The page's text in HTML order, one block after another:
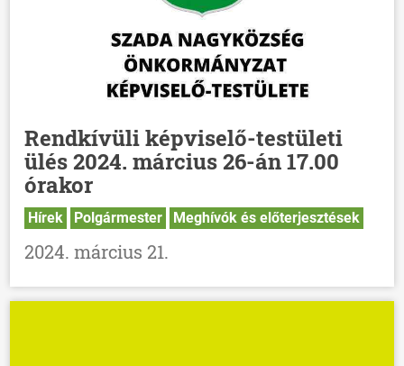
Rendkívüli képviselő-testületi
ülés 2024. március 26-án 17.00
órakor
Hírek Polgármester Meghívók és előterjesztések
2024. március 21.